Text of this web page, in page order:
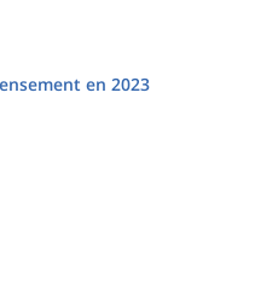
en 2023